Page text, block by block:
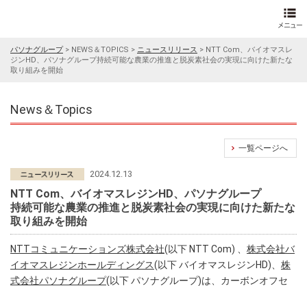
パソナグループ> NEWS＆TOPICS > ニュースリリース > NTT Com、バイオマスレ
ジンHD、パソナグループ持続可能な農業の推進と脱炭素社会の実現に向けた新たな
取り組みを開始
News＆Topics
一覧ページへ
2024.12.13
NTT Com、バイオマスレジンHD、パソナグループ
持続可能な農業の推進と脱炭素社会の実現に向けた新たな
取り組みを開始
NTTコミュニケーションズ株式会社(以下 NTT Com) 、 株式会社バ
イオマスレジンホールディングス(以下 バイオマスレジンHD)、 株
式会社パソナグループ(以下 パソナグループ)は、カーボンオフセ